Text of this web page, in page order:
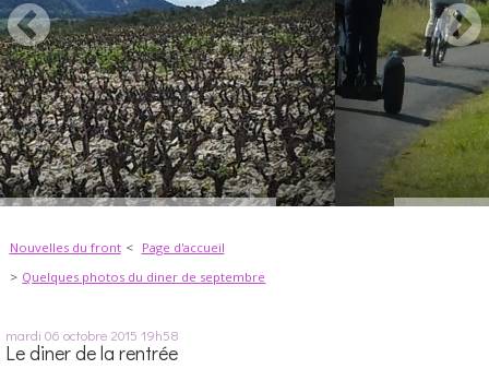
Nouvelles du front
Page d'accueil
Quelques photos du diner de septembre
mardi 06 octobre 2015 19h58
Le diner de la rentrée